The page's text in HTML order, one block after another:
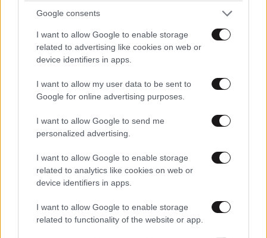
Google consents
I want to allow Google to enable storage
related to advertising like cookies on web or
device identifiers in apps.
I want to allow my user data to be sent to
Google for online advertising purposes.
I want to allow Google to send me
personalized advertising.
I want to allow Google to enable storage
related to analytics like cookies on web or
device identifiers in apps.
I want to allow Google to enable storage
related to functionality of the website or app.
Τουρκία: Ισχυρισμός για νέα ανακάλυψη 75 δισ.
κυβικών μέτρων φυσικού αερίου στη Μαύρη